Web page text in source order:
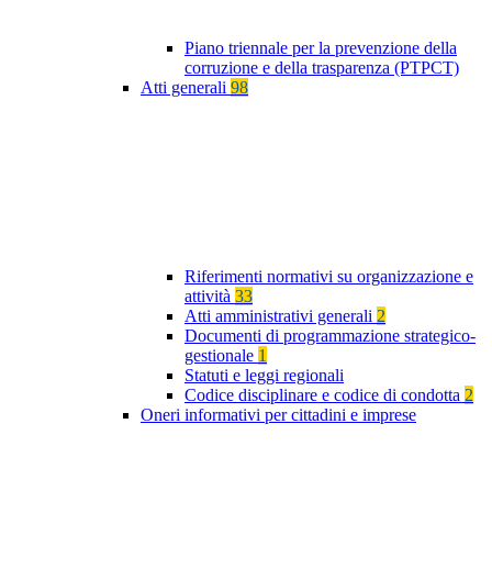
Piano triennale per la prevenzione della
corruzione e della trasparenza (PTPCT)
Atti generali 98
Riferimenti normativi su organizzazione e
attività 33
Atti amministrativi generali 2
Documenti di programmazione strategico-
gestionale 1
Statuti e leggi regionali
Codice disciplinare e codice di condotta 2
Oneri informativi per cittadini e imprese